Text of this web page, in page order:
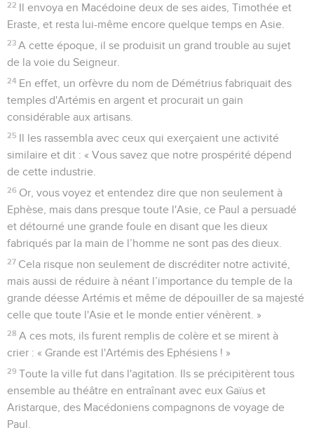
22 Il envoya en Macédoine deux de ses aides, Timothée et
Eraste, et resta lui-même encore quelque temps en Asie.
23 A cette époque, il se produisit un grand trouble au sujet
de la voie du Seigneur.
24 En effet, un orfèvre du nom de Démétrius fabriquait des
temples d'Artémis en argent et procurait un gain
considérable aux artisans.
25 Il les rassembla avec ceux qui exerçaient une activité
similaire et dit : « Vous savez que notre prospérité dépend
de cette industrie.
26 Or, vous voyez et entendez dire que non seulement à
Ephèse, mais dans presque toute l'Asie, ce Paul a persuadé
et détourné une grande foule en disant que les dieux
fabriqués par la main de l’homme ne sont pas des dieux.
27 Cela risque non seulement de discréditer notre activité,
mais aussi de réduire à néant l’importance du temple de la
grande déesse Artémis et même de dépouiller de sa majesté
celle que toute l'Asie et le monde entier vénèrent. »
28 A ces mots, ils furent remplis de colère et se mirent à
crier : « Grande est l'Artémis des Ephésiens ! »
29 Toute la ville fut dans l'agitation. Ils se précipitèrent tous
ensemble au théâtre en entraînant avec eux Gaïus et
Aristarque, des Macédoniens compagnons de voyage de
Paul.